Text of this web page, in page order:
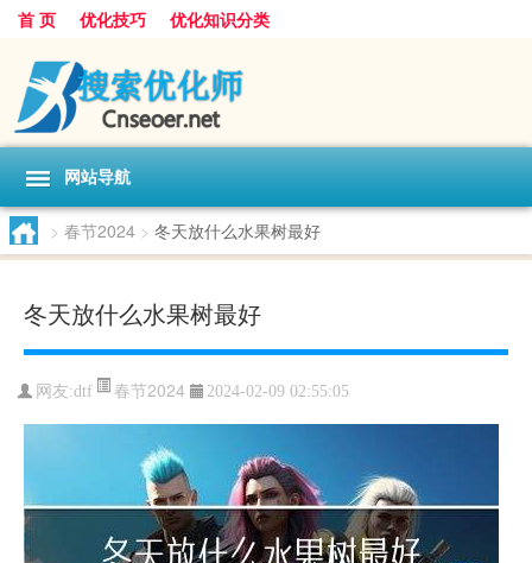
首 页 优化技巧 优化知识分类
网站导航
> 春节2024 > 冬天放什么水果树最好
冬天放什么水果树最好
网友:dtf 春节2024 2024-02-09 02:55:05